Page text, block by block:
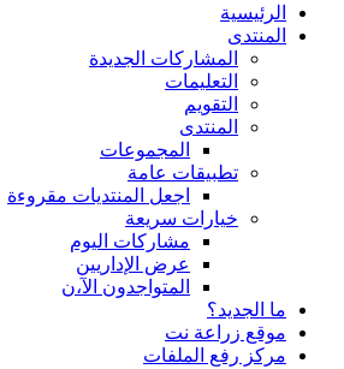
الرئيسية
المنتدى
المشاركات الجديدة
التعليمات
التقويم
المنتدى
المجموعات
تطبيقات عامة
اجعل المنتديات مقروءة
خيارات سريعة
مشاركات اليوم
عرض الإداريين
المتواجدون الآ،ن
ما الجديد؟
موقع زراعة نت
مركز رفع الملفات